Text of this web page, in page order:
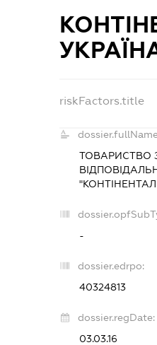
riskFactors.title
-
dossier.edrpo:
40324813
dossier.regDate:
03.03.16